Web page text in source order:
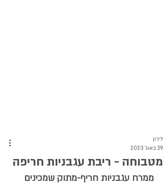
מטבוחה - ריבת עגבניות חריפה
לירון
29 באוג׳ 2023
ממרח עגבניות חריף-מתוק שמכינים